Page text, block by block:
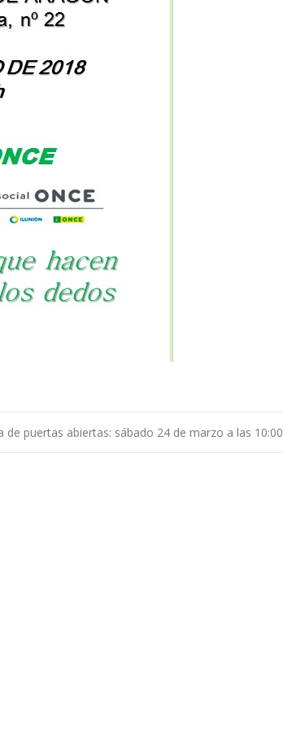
de puertas abiertas: sábado 24 de marzo a las 10:00